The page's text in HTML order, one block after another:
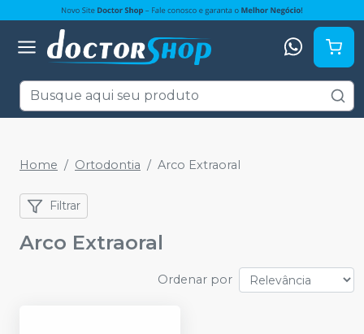
Home Ortodontia Arco Extraoral
Filtrar
Arco Extraoral
Ordenar por